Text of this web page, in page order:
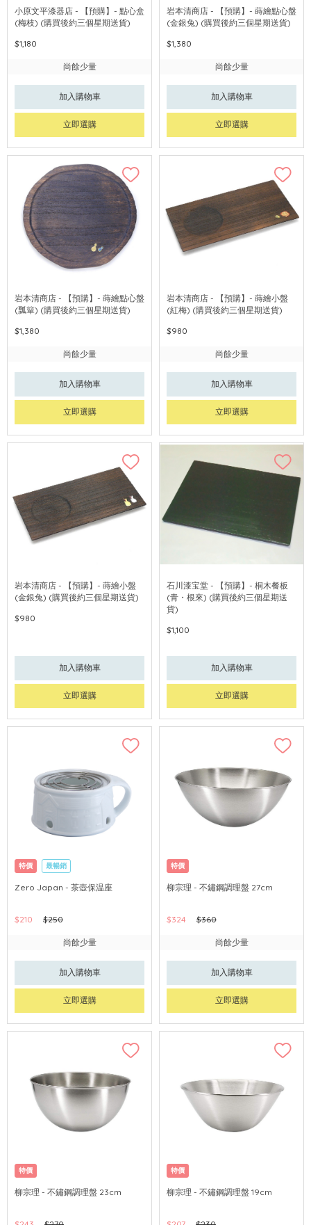
小原文平漆器店 - 【預購】- 點心盒
(梅枝) (購買後約三個星期送貨)
$1,180
尚餘少量
加入購物車
立即選購
岩本清商店 - 【預購】- 蒔繪點心盤
(金銀兔) (購買後約三個星期送貨)
$1,380
尚餘少量
加入購物車
立即選購
岩本清商店 - 【預購】- 蒔繪點心盤
(瓢簞) (購買後約三個星期送貨)
$1,380
尚餘少量
加入購物車
立即選購
岩本清商店 - 【預購】- 蒔繪小盤
(紅梅) (購買後約三個星期送貨)
$980
尚餘少量
加入購物車
立即選購
岩本清商店 - 【預購】- 蒔繪小盤
(金銀兔) (購買後約三個星期送貨)
$980
加入購物車
立即選購
石川漆宝堂 - 【預購】- 桐木餐板
(青・根來) (購買後約三個星期送
貨)
$1,100
加入購物車
立即選購
特價 最暢銷
Zero Japan - 茶壺保温座
$210 $250
尚餘少量
加入購物車
立即選購
特價
柳宗理 - 不鏽鋼調理盤 27cm
$324 $360
尚餘少量
加入購物車
立即選購
特價
柳宗理 - 不鏽鋼調理盤 23cm
特價
柳宗理 - 不鏽鋼調理盤 19cm